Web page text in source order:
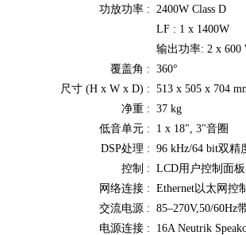
功放功率 : 2400W Class D
LF : 1 x 1400W
输出功率: 2 x 600
覆盖角 : 360°
尺寸 (H x W x D) : 513 x 505 x 704
净重 : 37 kg
低音单元 : 1 x 18", 3"音圈
DSP处理 : 96 kHz/64 bit双精
控制 : LCD用户控制面板
网络连接 : Ethernet以太网控
交流电源 : 85–270V,50/60Hz
电源连接 : 16A Neutrik